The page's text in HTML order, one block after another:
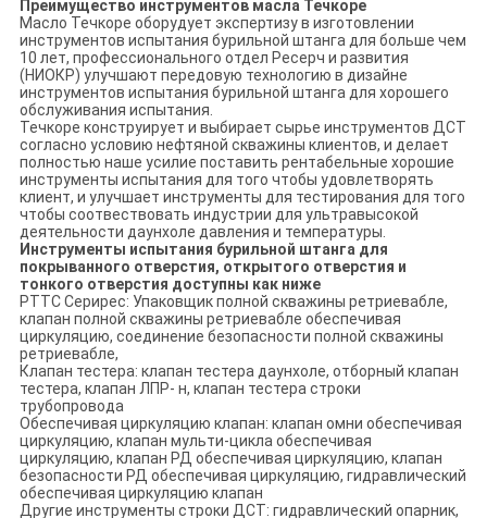
Преимущество инструментов масла Течкоре
Масло Течкоре оборудует экспертизу в изготовлении
инструментов испытания бурильной штанга для больше чем
10 лет, профессионального отдел Ресерч и развития
(НИОКР) улучшают передовую технологию в дизайне
инструментов испытания бурильной штанга для хорошего
обслуживания испытания.
Течкоре конструирует и выбирает сырье инструментов ДСТ
согласно условию нефтяной скважины клиентов, и делает
полностью наше усилие поставить рентабельные хорошие
инструменты испытания для того чтобы удовлетворять
клиент, и улучшает инструменты для тестирования для того
чтобы соотвествовать индустрии для ультравысокой
деятельности даунхоле давления и температуры.
Инструменты испытания бурильной штанга для
покрыванного отверстия, открытого отверстия и
тонкого отверстия доступны как ниже
РТТС Серирес: Упаковщик полной скважины ретриевабле,
клапан полной скважины ретриевабле обеспечивая
циркуляцию, соединение безопасности полной скважины
ретриевабле,
Клапан тестера: клапан тестера даунхоле, отборный клапан
тестера, клапан ЛПР- н, клапан тестера строки
трубопровода
Обеспечивая циркуляцию клапан: клапан омни обеспечивая
циркуляцию, клапан мульти-цикла обеспечивая
циркуляцию, клапан РД обеспечивая циркуляцию, клапан
безопасности РД обеспечивая циркуляцию, гидравлический
обеспечивая циркуляцию клапан
Другие инструменты строки ДСТ: гидравлический опарник,